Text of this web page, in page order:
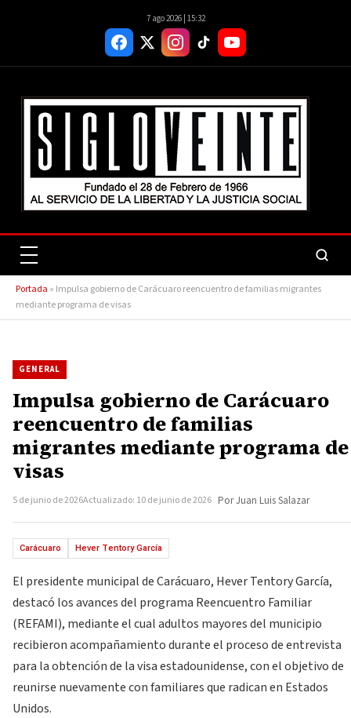
7 ago 2026 | 15:32
Portada » Impulsa gobierno de Carácuaro reencuentro de familias migrantes
mediante programa de visas
GENERAL
Impulsa gobierno de Carácuaro
reencuentro de familias
migrantes mediante programa de
visas
5 de junio de 2026Actualizado: 10 de junio de 2026 Por Juan Luis Salazar
Carácuaro Hever Tentory García
El presidente municipal de Carácuaro, Hever Tentory García,
destacó los avances del programa Reencuentro Familiar
(REFAMI), mediante el cual adultos mayores del municipio
recibieron acompañamiento durante el proceso de entrevista
para la obtención de la visa estadounidense, con el objetivo de
reunirse nuevamente con familiares que radican en Estados
Unidos.